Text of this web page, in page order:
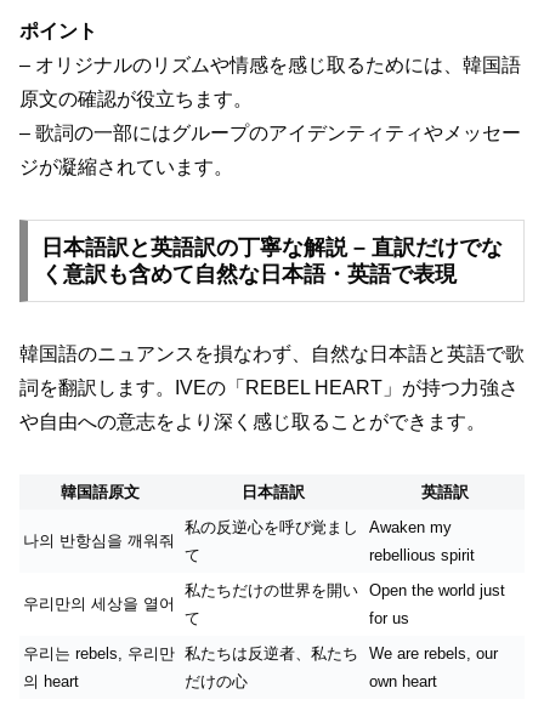
ポイント
– オリジナルのリズムや情感を感じ取るためには、韓国語
原文の確認が役立ちます。
– 歌詞の一部にはグループのアイデンティティやメッセー
ジが凝縮されています。
日本語訳と英語訳の丁寧な解説 – 直訳だけでな
く意訳も含めて自然な日本語・英語で表現
韓国語のニュアンスを損なわず、自然な日本語と英語で歌
詞を翻訳します。IVEの「REBEL HEART」が持つ力強さ
や自由への意志をより深く感じ取ることができます。
韓国語原文 日本語訳 英語訳
나의 반항심을 깨워줘
私の反逆心を呼び覚まし
て
Awaken my
rebellious spirit
우리만의 세상을 열어
私たちだけの世界を開い
て
Open the world just
for us
우리는 rebels, 우리만
의 heart
私たちは反逆者、私たち
だけの心
We are rebels, our
own heart